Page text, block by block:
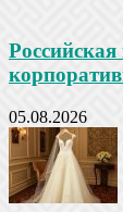
05.08.2026